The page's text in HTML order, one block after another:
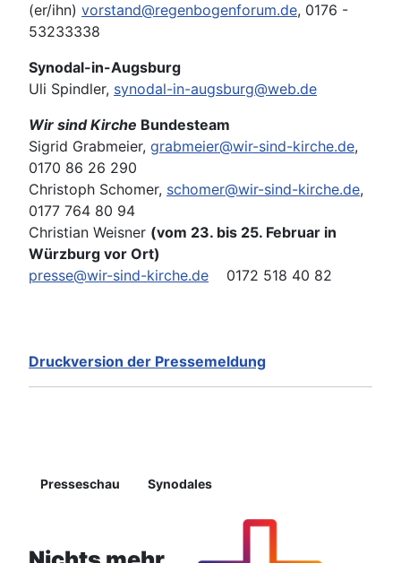
(er/ihn) vorstand@regenbogenforum.de, 0176 -
53233338
Synodal-in-Augsburg
Uli Spindler, synodal-in-augsburg@web.de
Wir sind Kirche Bundesteam
Sigrid Grabmeier, grabmeier@wir-sind-kirche.de,
0170 86 26 290
Christoph Schomer, schomer@wir-sind-kirche.de,
0177 764 80 94
Christian Weisner (vom 23. bis 25. Februar in
Würzburg vor Ort)
presse@wir-sind-kirche.de 0172 518 40 82
Druckversion der Pressemeldung
Presseschau Synodales